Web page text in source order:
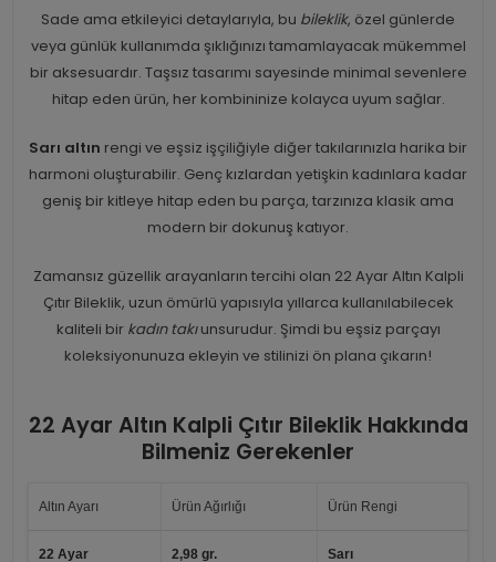
Sade ama etkileyici detaylarıyla, bu bileklik, özel günlerde
veya günlük kullanımda şıklığınızı tamamlayacak mükemmel
bir aksesuardır. Taşsız tasarımı sayesinde minimal sevenlere
hitap eden ürün, her kombininize kolayca uyum sağlar.
Sarı altın rengi ve eşsiz işçiliğiyle diğer takılarınızla harika bir
harmoni oluşturabilir. Genç kızlardan yetişkin kadınlara kadar
geniş bir kitleye hitap eden bu parça, tarzınıza klasik ama
modern bir dokunuş katıyor.
Zamansız güzellik arayanların tercihi olan 22 Ayar Altın Kalpli
Çıtır Bileklik, uzun ömürlü yapısıyla yıllarca kullanılabilecek
kaliteli bir kadın takıunsurudur. Şimdi bu eşsiz parçayı
koleksiyonunuza ekleyin ve stilinizi ön plana çıkarın!
22 Ayar Altın Kalpli Çıtır Bileklik Hakkında
Bilmeniz Gerekenler
Altın Ayarı Ürün Ağırlığı Ürün Rengi
22 Ayar 2,98 gr. Sarı